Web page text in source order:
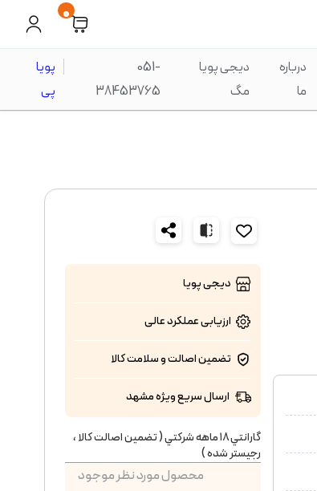
0
درباره
ما
دیجی پویا
مگ
051-
38453765
پویا
پی
دیجی پویا
ارزیابی عملکردعالی
تضمین اصالت و سلامت کالا
ارسال سریع ویژه مشهد
گارانتي ١٨ ماهه شركتي ( تضمين اصالت كالا ،
رجيستر شده )
محصول مورد نظر موجود